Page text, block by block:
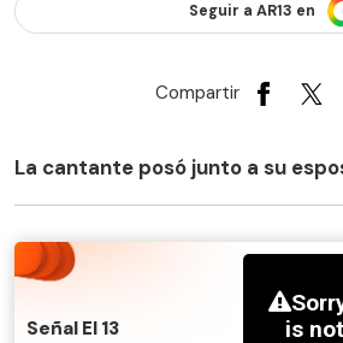
Seguir a AR13 en
Compartir
La cantante posó junto a su
Señal El 13